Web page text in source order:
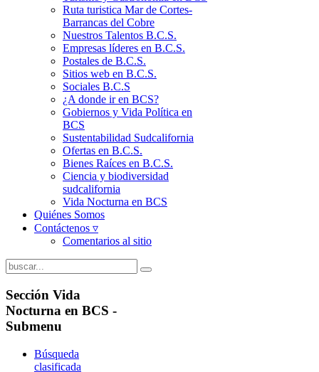
Ruta turistica Mar de Cortes-
Barrancas del Cobre
Nuestros Talentos B.C.S.
Empresas líderes en B.C.S.
Postales de B.C.S.
Sitios web en B.C.S.
Sociales B.C.S
¿A donde ir en BCS?
Gobiernos y Vida Política en
BCS
Sustentabilidad Sudcalifornia
Ofertas en B.C.S.
Bienes Raíces en B.C.S.
Ciencia y biodiversidad
sudcalifornia
Vida Nocturna en BCS
Quiénes Somos
Contáctenos ▿
Comentarios al sitio
Sección Vida
Nocturna en BCS -
Submenu
Búsqueda
clasificada